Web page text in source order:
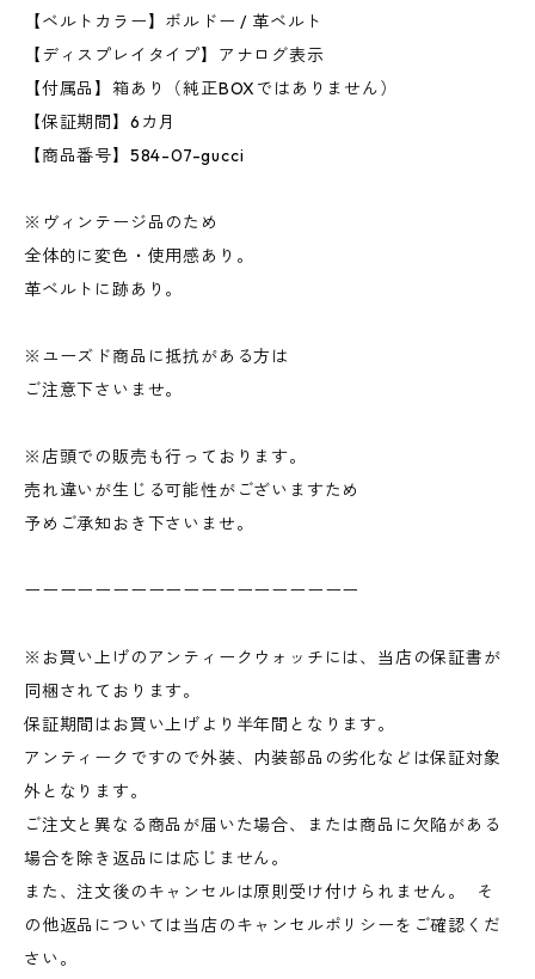
【ベルトカラー】ボルドー / 革ベルト
【ディスプレイタイプ】アナログ表示
【付属品】箱あり（純正BOXではありません）
【保証期間】6カ月
【商品番号】584-07-gucci
※ヴィンテージ品のため
全体的に変色・使用感あり。
革ベルトに跡あり。
※ユーズド商品に抵抗がある方は
ご注意下さいませ。
※店頭での販売も行っております。
売れ違いが生じる可能性がございますため
予めご承知おき下さいませ。
ーーーーーーーーーーーーーーーーーーー
※お買い上げのアンティークウォッチには、当店の保証書が
同梱されております。
保証期間はお買い上げより半年間となります。
アンティークですので外装、内装部品の劣化などは保証対象
外となります。
ご注文と異なる商品が届いた場合、または商品に欠陥がある
場合を除き返品には応じません。
また、注文後のキャンセルは原則受け付けられません。 そ
の他返品については当店のキャンセルポリシーをご確認くだ
さい。